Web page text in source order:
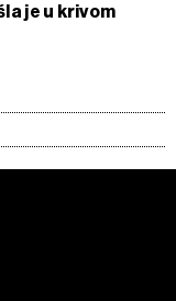
je u krivom